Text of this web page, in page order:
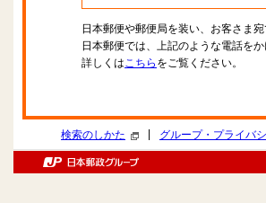
日本郵便や郵便局を装い、お客さま
日本郵便では、上記のような電話を
詳しくはこちら をご覧ください。
検索のしかた グループ・プライバ